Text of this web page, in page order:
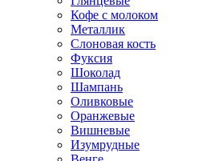
Кофе с молоком
Металлик
Слоновая кость
Фуксия
Шоколад
Шампань
Оливковые
Оранжевые
Вишневые
Изумрудные